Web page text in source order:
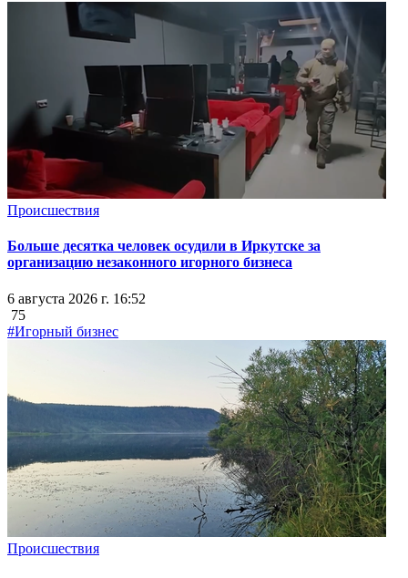
Происшествия
Больше десятка человек осудили в Иркутске за
организацию незаконного игорного бизнеса
6 августа 2026 г. 16:52
75
#Игорный бизнес
Происшествия